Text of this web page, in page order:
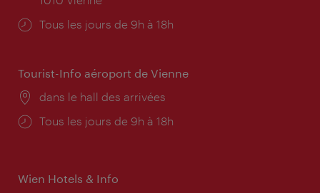
Horaires
Tous les jours de 9h à 18h
Tourist-Info aéroport de Vienne
Lieu:
dans le hall des arrivées
Horaires
Tous les jours de 9h à 18h
Wien Hotels & Info